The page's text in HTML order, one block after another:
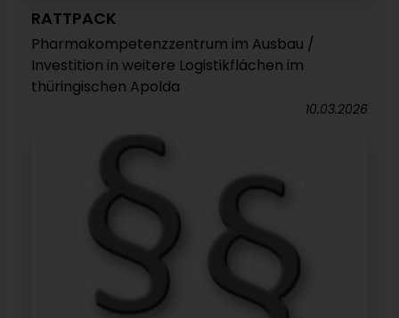
RATTPACK
Pharmakompetenzzentrum im Ausbau /
Investition in weitere Logistikflächen im
thüringischen Apolda
10.03.2026